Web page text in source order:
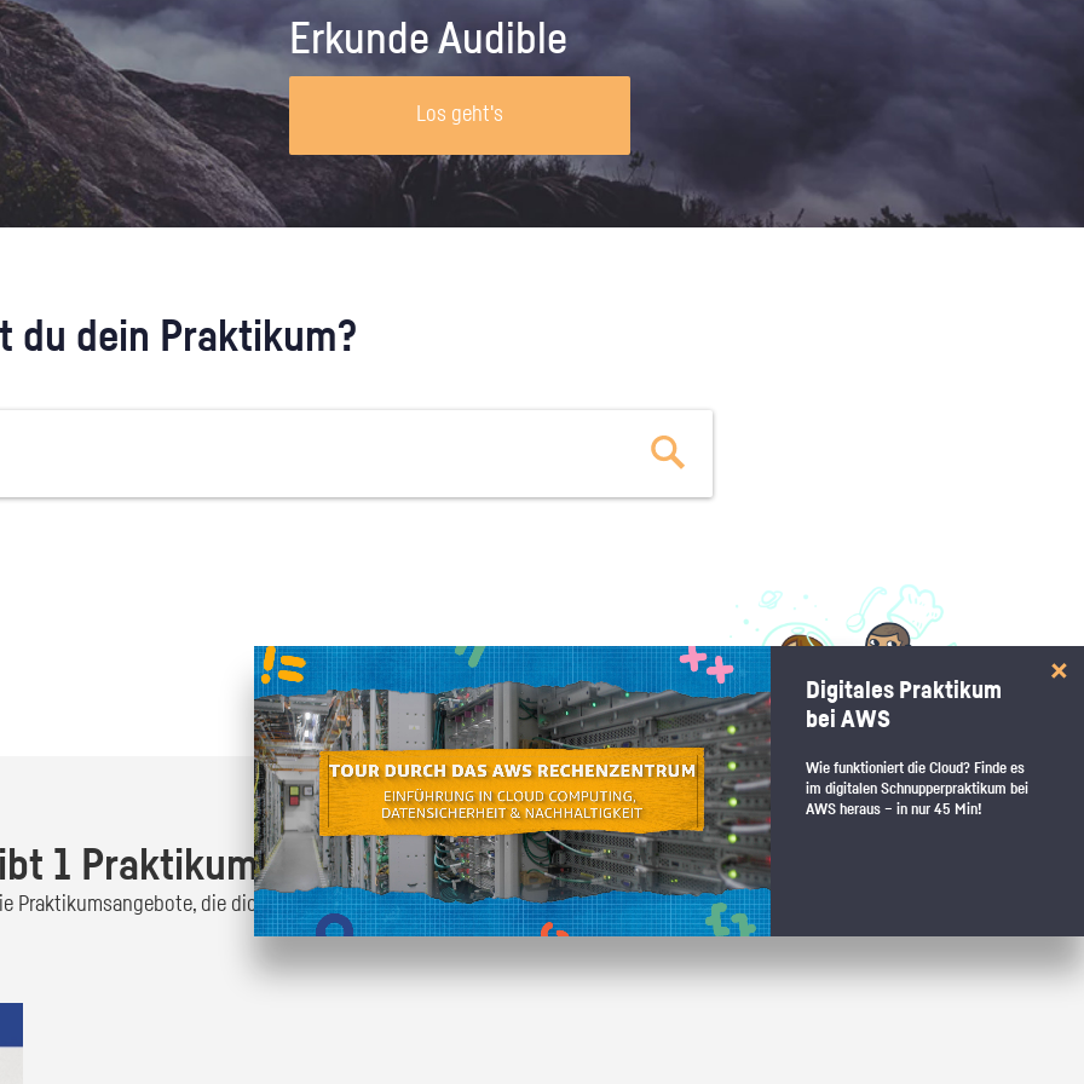
Unternehmen lohnt, wie man sich
vorbereitet und wie ein Vorab-Anruf
abläuft.
Erkunde Audible
Los geht's
du dein Praktikum?
Oder finde heraus was dich interessiert:
zum Stärkentest.
1 Praktikumsangebot!
Praktikumsangebote, die dich interessieren und bewirb dich wenn du den passenden Platz
Digitales Praktikum
bei AWS
Wie funktioniert die Cloud? Finde es
im digitalen Schnupperpraktikum bei
AWS heraus – in nur 45 Min!